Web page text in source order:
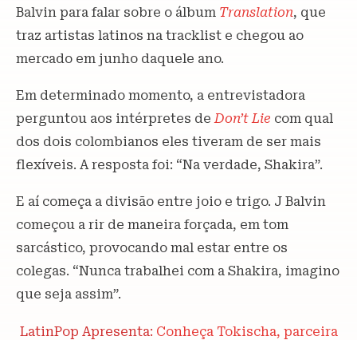
Balvin para falar sobre o álbum Translation, que
traz artistas latinos na tracklist e chegou ao
mercado em junho daquele ano.
Em determinado momento, a entrevistadora
perguntou aos intérpretes de Don’t Lie com qual
dos dois colombianos eles tiveram de ser mais
flexíveis. A resposta foi: “Na verdade, Shakira”.
E aí começa a divisão entre joio e trigo. J Balvin
começou a rir de maneira forçada, em tom
sarcástico, provocando mal estar entre os
colegas. “Nunca trabalhei com a Shakira, imagino
que seja assim”.
LatinPop Apresenta: Conheça Tokischa, parceira